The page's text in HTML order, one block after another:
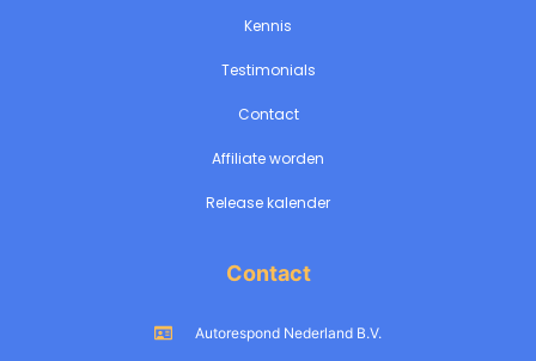
Kennis
Testimonials
Contact
Affiliate worden
Release kalender
Contact
Autorespond Nederland B.V.